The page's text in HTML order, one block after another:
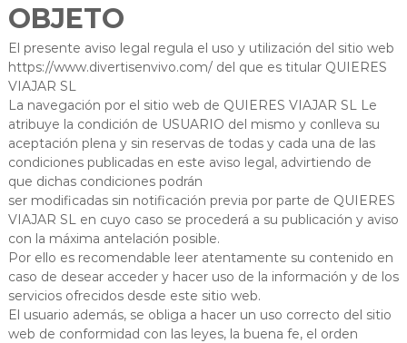
OBJETO
El presente aviso legal regula el uso y utilización del sitio web
https://www.divertisenvivo.com/ del que es titular QUIERES
VIAJAR SL
La navegación por el sitio web de QUIERES VIAJAR SL Le
atribuye la condición de USUARIO del mismo y conlleva su
aceptación plena y sin reservas de todas y cada una de las
condiciones publicadas en este aviso legal, advirtiendo de
que dichas condiciones podrán
ser modificadas sin notificación previa por parte de QUIERES
VIAJAR SL en cuyo caso se procederá a su publicación y aviso
con la máxima antelación posible.
Por ello es recomendable leer atentamente su contenido en
caso de desear acceder y hacer uso de la información y de los
servicios ofrecidos desde este sitio web.
El usuario además, se obliga a hacer un uso correcto del sitio
web de conformidad con las leyes, la buena fe, el orden